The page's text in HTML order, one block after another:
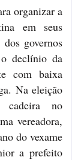
organizar a
em seus
governos
declínio da
com baixa
Na eleição
cadeira no
vereadora,
do vexame
a prefeito